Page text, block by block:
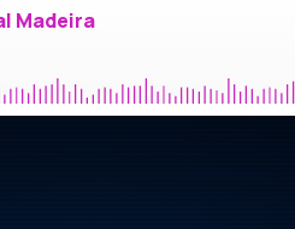
Madeira